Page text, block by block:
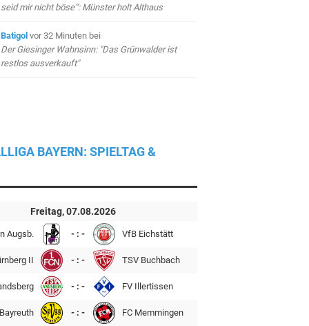
seid mir nicht böse“: Münster holt Althaus
Batigol vor 32 Minuten bei
Der Giesinger Wahnsinn: "Das Grünwalder ist
restlos ausverkauft"
BAYERN: SPIELTAG &
Freitag, 07.08.2026
Augsb. - : - VfB Eichstätt
II - : - TSV Buchbach
- : - FV Illertissen
- : - FC Memmingen